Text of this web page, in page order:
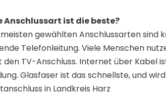
Anschlussart ist die beste?
gewählten Anschlussarten sind
Telefonleitung. Viele Menschen
den TV-Anschluss. Internet über Kabel
Glasfaser ist das schnellste, und
in Landkreis Harz